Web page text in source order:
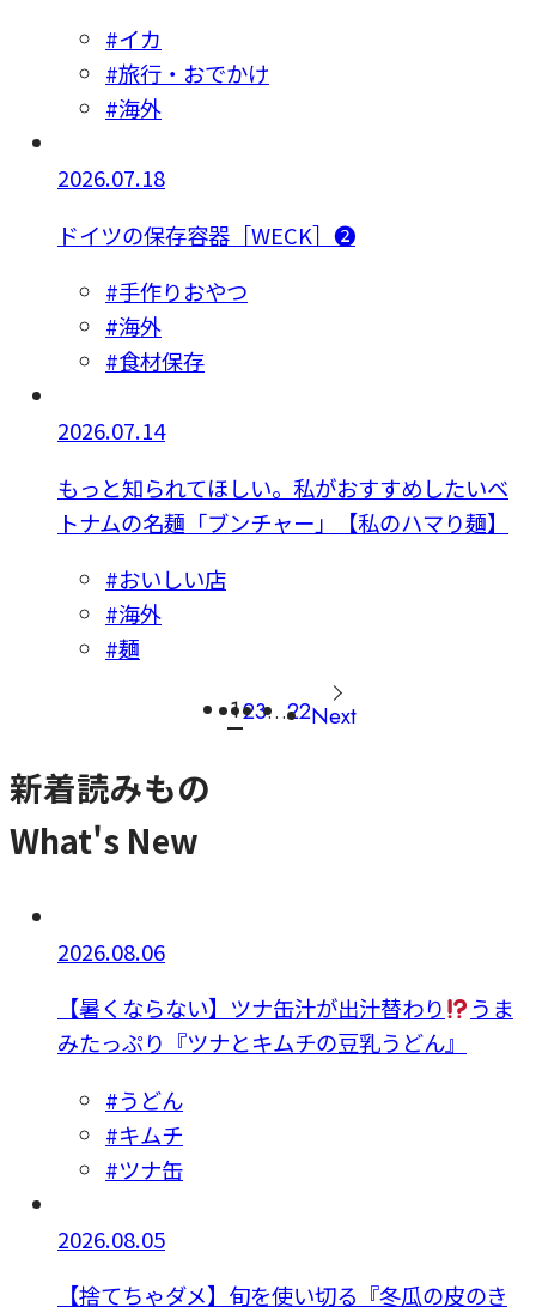
#イカ
#旅行・おでかけ
#海外
2026.07.18
ドイツの保存容器［WECK］❷
#手作りおやつ
#海外
#食材保存
2026.07.14
もっと知られてほしい。私がおすすめしたいベ
トナムの名麺「ブンチャー」【私のハマり麺】
#おいしい店
#海外
#麺
123…22Next
新着読みもの
What's New
2026.08.06
【暑くならない】ツナ缶汁が出汁替わり
うま
みたっぷり『ツナとキムチの豆乳うどん』
#うどん
#キムチ
#ツナ缶
2026.08.05
【捨てちゃダメ】旬を使い切る『冬瓜の皮のき